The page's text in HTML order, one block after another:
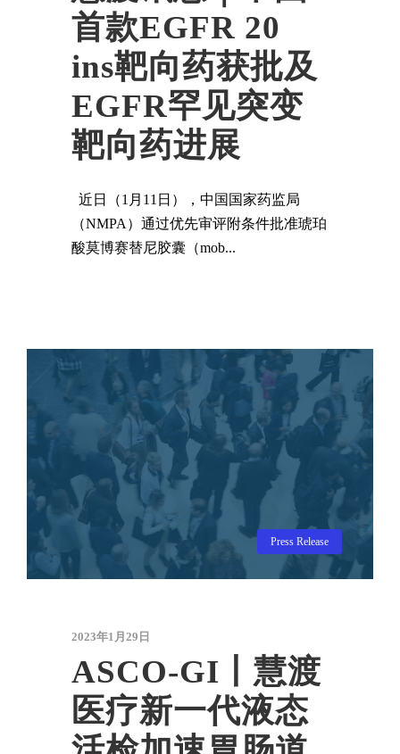
首款EGFR 20
ins靶向药获批及
EGFR罕见突变
靶向药进展
近日（1月11日），中国国家药监局
（NMPA）通过优先审评附条件批准琥珀
酸莫博赛替尼胶囊（mob...
Press Release
2023年1月29日
ASCO-GI丨慧渡
医疗新一代液态